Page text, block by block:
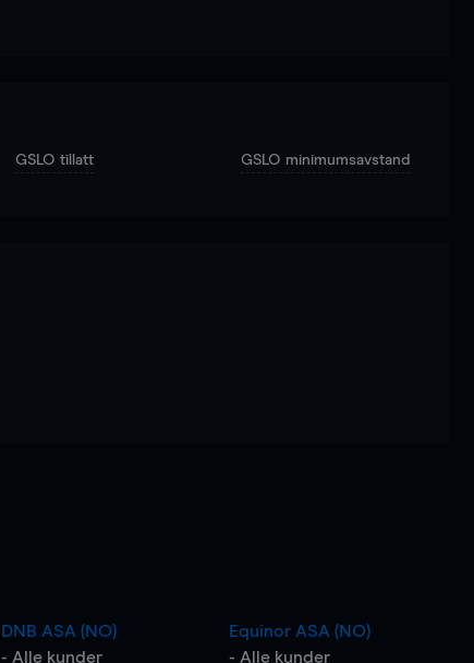
GSLO tillatt GSLO minimumsavstand
DNB ASA (NO)
- Alle kunder
Equinor ASA (NO)
- Alle kunder